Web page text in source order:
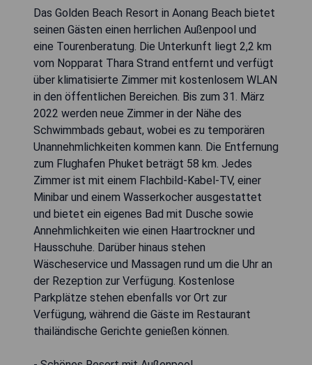
Das Golden Beach Resort in Aonang Beach bietet
seinen Gästen einen herrlichen Außenpool und
eine Tourenberatung. Die Unterkunft liegt 2,2 km
vom Nopparat Thara Strand entfernt und verfügt
über klimatisierte Zimmer mit kostenlosem WLAN
in den öffentlichen Bereichen. Bis zum 31. März
2022 werden neue Zimmer in der Nähe des
Schwimmbads gebaut, wobei es zu temporären
Unannehmlichkeiten kommen kann. Die Entfernung
zum Flughafen Phuket beträgt 58 km. Jedes
Zimmer ist mit einem Flachbild-Kabel-TV, einer
Minibar und einem Wasserkocher ausgestattet
und bietet ein eigenes Bad mit Dusche sowie
Annehmlichkeiten wie einen Haartrockner und
Hausschuhe. Darüber hinaus stehen
Wäscheservice und Massagen rund um die Uhr an
der Rezeption zur Verfügung. Kostenlose
Parkplätze stehen ebenfalls vor Ort zur
Verfügung, während die Gäste im Restaurant
thailändische Gerichte genießen können.